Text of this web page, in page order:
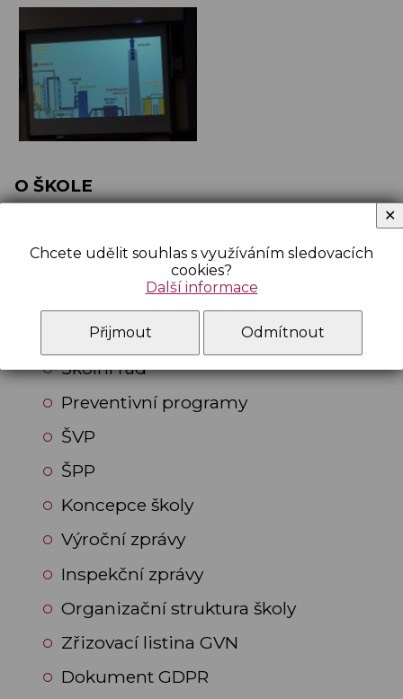
O ŠKOLE
Oslavy 100 let budovy
Virtuální prohlídka
Dokumenty GVN
Školní řád
Preventivní programy
ŠVP
ŠPP
Koncepce školy
Výroční zprávy
Inspekční zprávy
Organizační struktura školy
Zřizovací listina GVN
Dokument GDPR
Chcete udělit souhlas s využíváním sledovacích
cookies?
Další informace
Přijmout Odmítnout
✕